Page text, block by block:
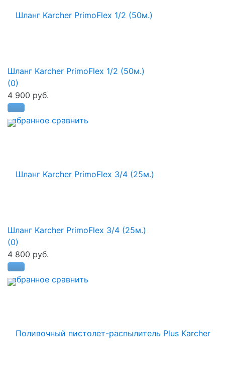
избранное сравнить
Шланг Karcher PrimoFlex 1/2 (50м.)
(0)
4 900 руб.
избранное сравнить
Шланг Karcher PrimoFlex 3/4 (25м.)
(0)
4 800 руб.